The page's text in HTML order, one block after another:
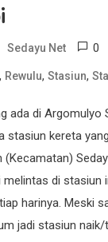
Sedayu Net 0
, Rewulu, Stasiun,
ada di Argomulyo
stasiun kereta
(Kecamatan)
di stasiun
harinya. Meski
jadi stasiun naik/